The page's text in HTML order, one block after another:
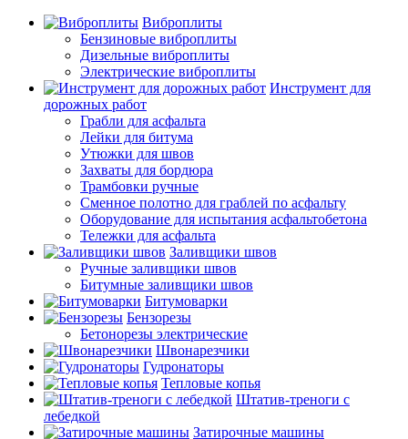
Виброплиты
Бензиновые виброплиты
Дизельные виброплиты
Электрические виброплиты
Инструмент для
дорожных работ
Грабли для асфальта
Лейки для битума
Утюжки для швов
Захваты для бордюра
Трамбовки ручные
Сменное полотно для граблей по асфальту
Оборудование для испытания асфальтобетона
Тележки для асфальта
Заливщики швов
Ручные заливщики швов
Битумные заливщики швов
Битумоварки
Бензорезы
Бетонорезы электрические
Швонарезчики
Гудронаторы
Тепловые копья
Штатив-треноги с
лебедкой
Затирочные машины